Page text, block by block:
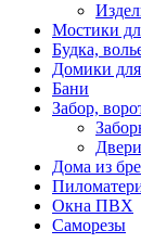
Мостики
Будка,
Домики
Бани
Забор,
Дома из
Окна ПВХ
Саморезы